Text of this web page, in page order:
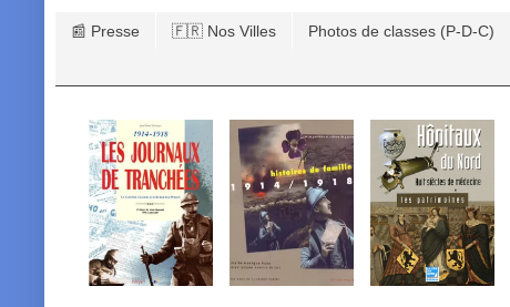
📰 Presse 🇫🇷 Nos Villes Photos de classes (P-D-C)